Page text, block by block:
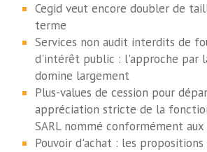
Cegid veut encore doubler de
terme
Services non audit interdits de
d'intérêt public : l'approche par
domine largement
Plus-values de cession pour
appréciation stricte de la
SARL nommé conformément
Pouvoir d'achat : les propositions